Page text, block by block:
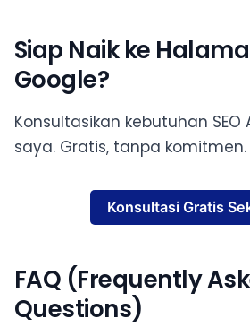
Siap Naik ke
Google?
Konsultasikan kebutuhan
saya. Gratis, tanpa komitmen.
Konsultasi Gratis
FAQ (Frequently
Questions)